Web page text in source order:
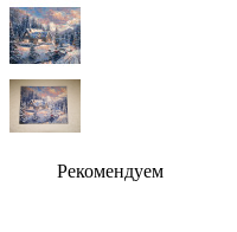
Рекомендуем